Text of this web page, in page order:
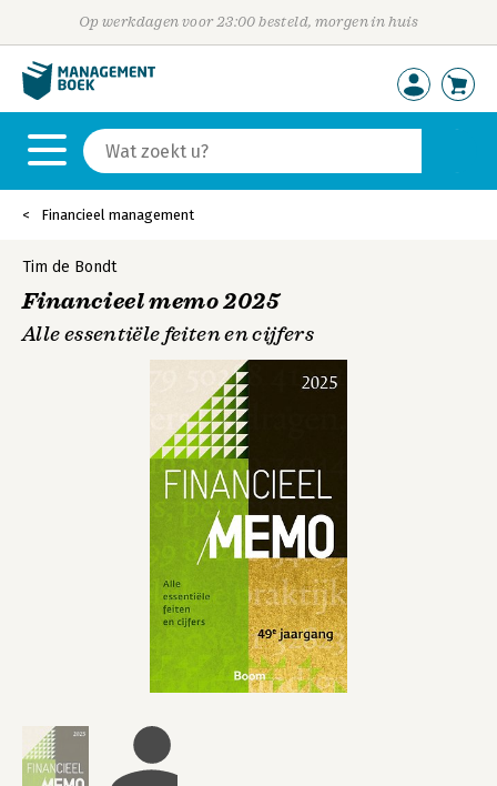
Op werkdagen voor 23:00 besteld, morgen in huis
Financieel management
Tim de Bondt
Financieel memo 2025
Alle essentiële feiten en cijfers